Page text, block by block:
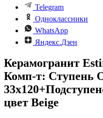
Telegram
Одноклассники
WhatsApp
Яндекс.Дзен
Керамогранит
Комп-т: Ступень
цвет Beige